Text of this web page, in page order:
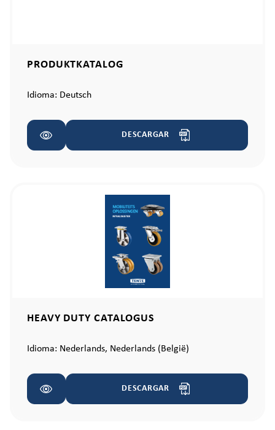
PRODUKTKATALOG
Idioma: Deutsch
DESCARGAR
HEAVY DUTY CATALOGUS
Idioma: Nederlands, Nederlands (België)
DESCARGAR